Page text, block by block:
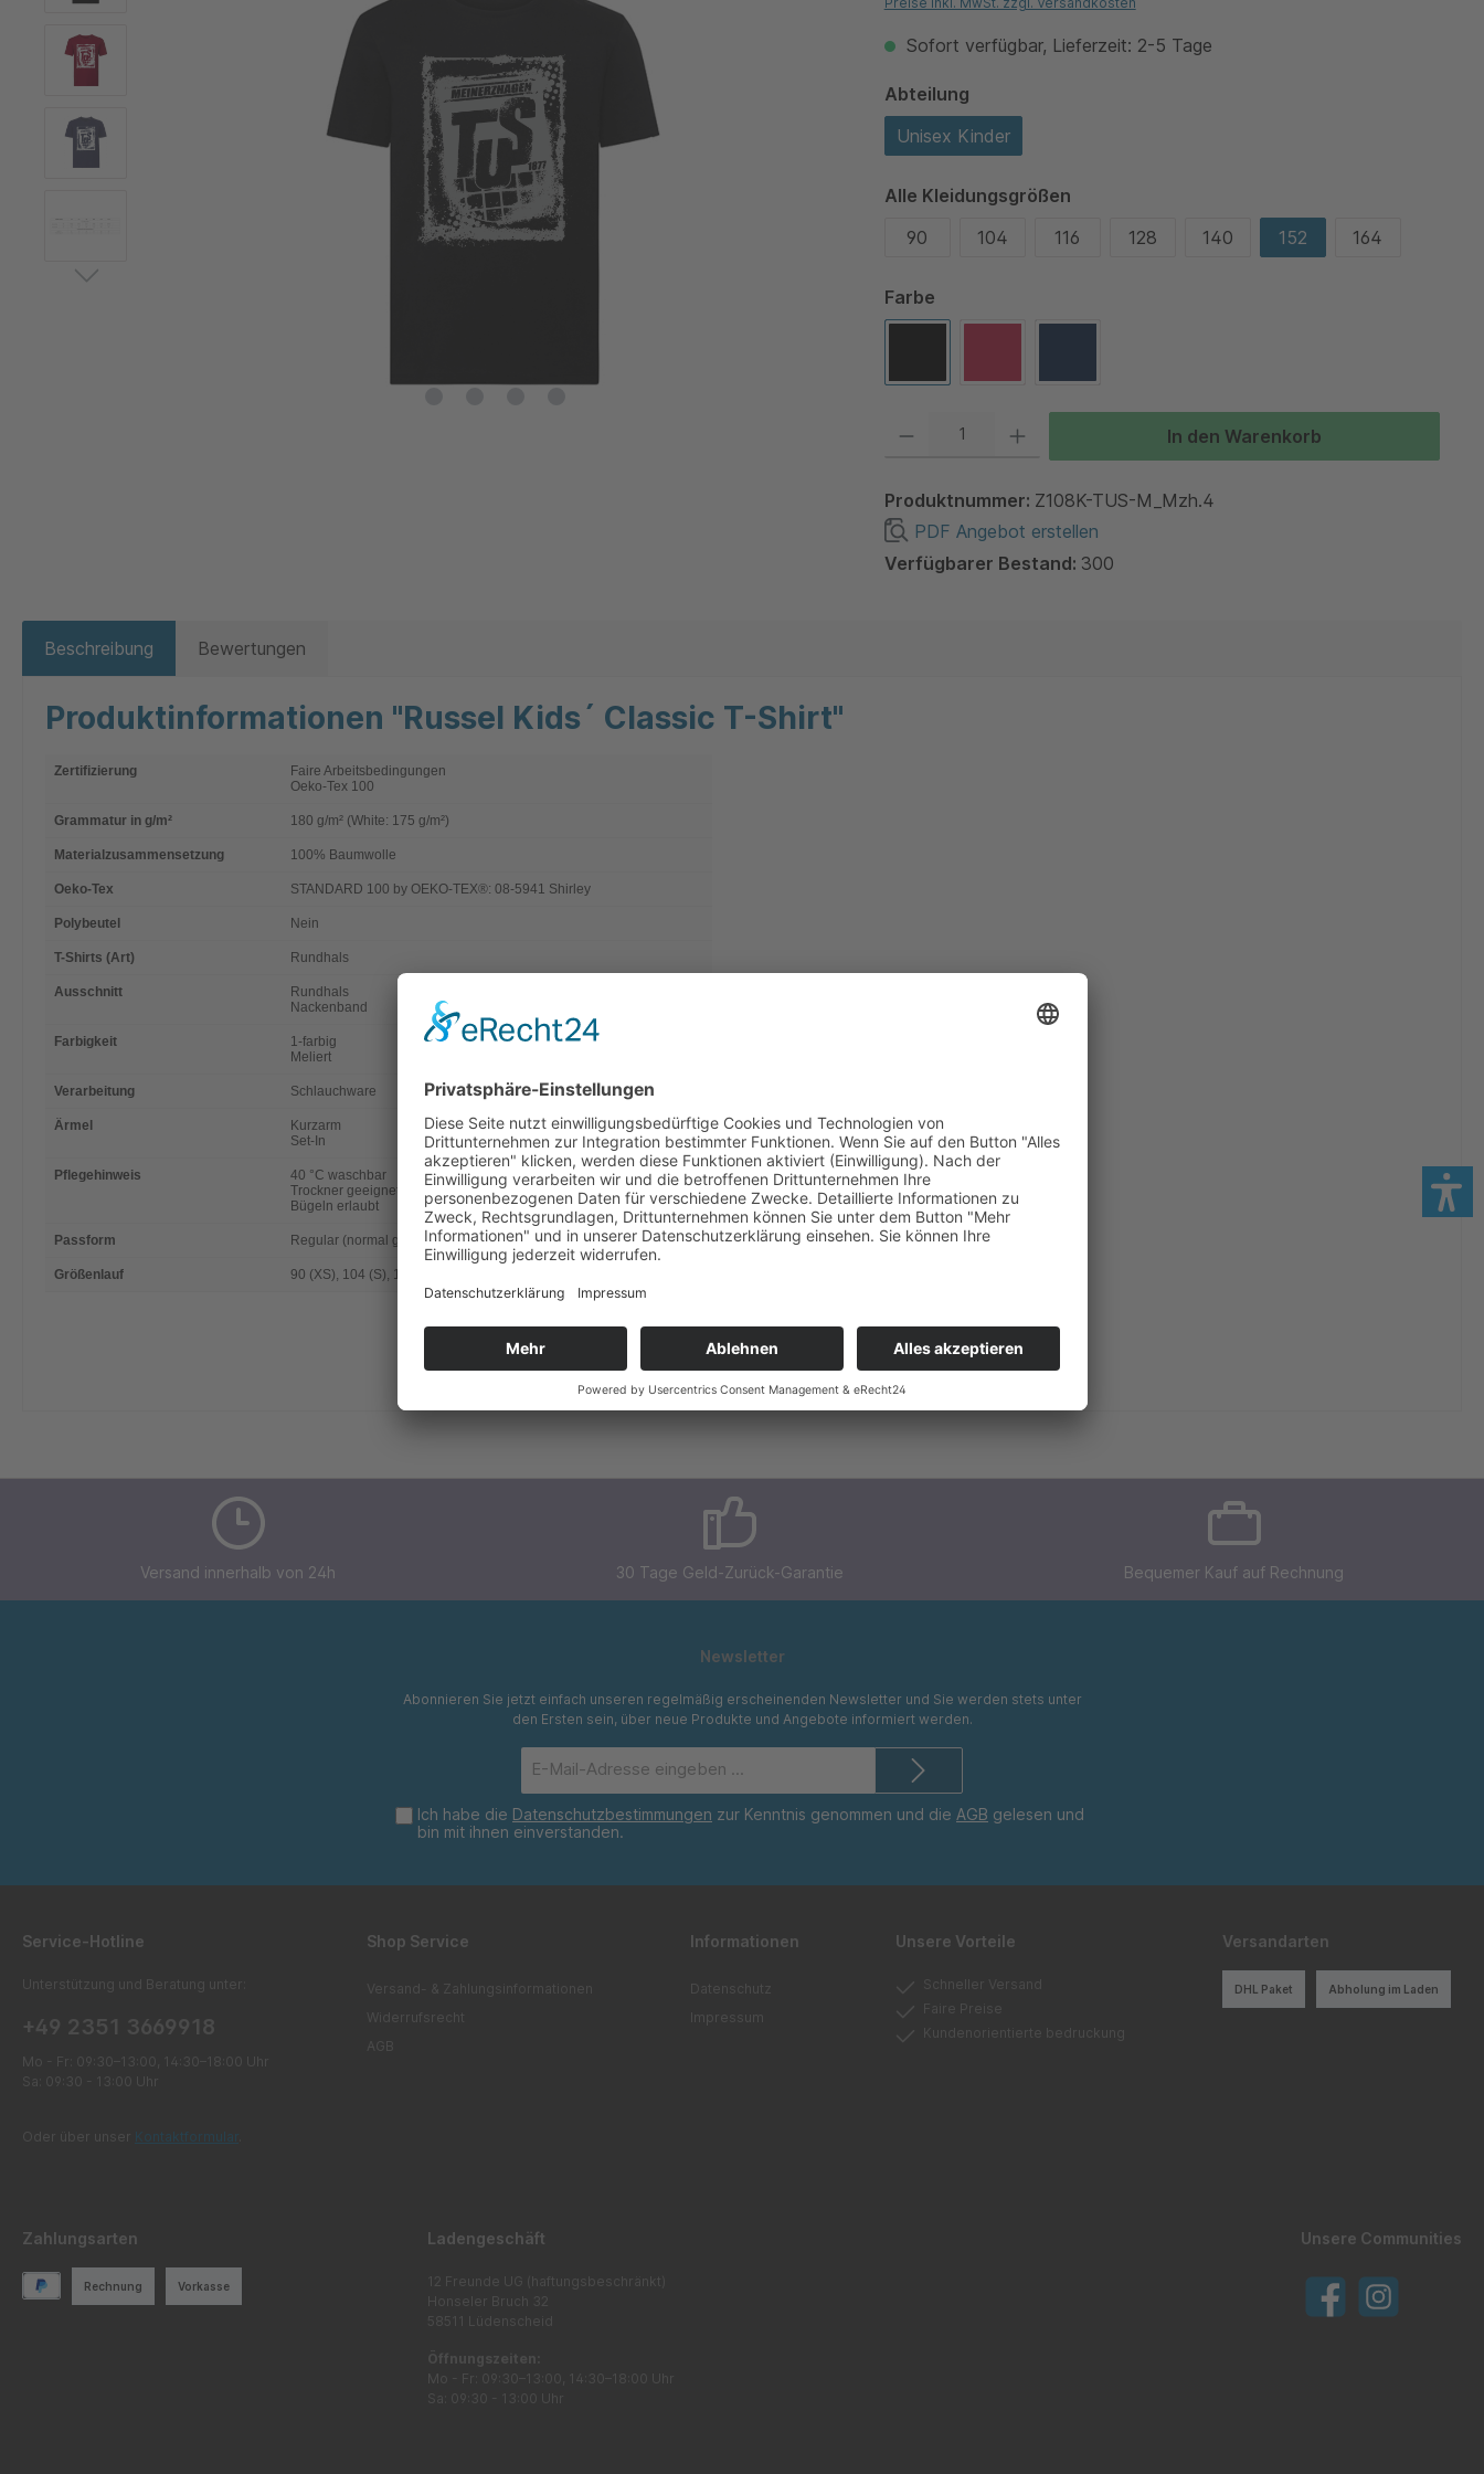
Sofort verfügbar, Lieferzeit: 2-5 Tage
Abteilungauswählen
Unisex Kinder
Alle Kleidungsgrößenauswählen
90
104 116 128 140 152 164
Farbeauswählen
In den Warenkorb
Produktnummer: Z108K-TUS-M_Mzh.4
PDF Angebot erstellen
Verfügbarer Bestand: 300
Beschreibung Bewertungen
Produktinformationen "Russel Kids´ Classic T-Shirt"
Zertifizierung
Faire Arbeitsbedingungen
Oeko-Tex 100
Grammatur in g/m² 180 g/m² (White: 175 g/m²)
Materialzusammensetzung 100% Baumwolle
Oeko-Tex STANDARD 100 by OEKO-TEX®: 08-5941 Shirley
Polybeutel Nein
T-Shirts (Art) Rundhals
Ausschnitt
Rundhals
Nackenband
Farbigkeit
1-farbig
Meliert
Verarbeitung Schlauchware
Ärmel
Kurzarm
Set-In
Pflegehinweis
40 °C waschbar
Trockner geeignet
Bügeln erlaubt
Passform Regular (normal geschnitten)
Größenlauf 90 (XS), 104 (S), 116 (M), 128 (L), 140 (XL), 152 (XXL)
Versand innerhalb von 24h 30 Tage Geld-Zurück-Garantie Bequemer Kauf auf Rechnung
Newsletter
Abonnieren Sie jetzt einfach unseren regelmäßig erscheinenden Newsletter und Sie werden stets unter
den Ersten sein, über neue Produkte und Angebote informiert werden.
Mail-
Adresse*
Ich habe die Datenschutzbestimmungen zur Kenntnis genommen und die AGB gelesen und
bin mit ihnen einverstanden.
Service-Hotline
Unterstützung und Beratung unter:
+49 2351 3669918
Mo - Fr: 09:30–13:00, 14:30–18:00 Uhr
Sa: 09:30 - 13:00 Uhr
Oder über unser Kontaktformular
Shop Service
Versand- & Zahlungsinformationen
Widerrufsrecht
AGB
Informationen
Datenschutz
Impressum
Unsere Vorteile
Schneller Versand
Faire Preise
Kundenorientierte bedruckung
Versandarten
DHL Paket Abholung im Laden
Unsere Communities
Facebook Instagram
Zahlungsarten
Rechnung Vorkasse
Ladengeschäft
12 Freunde UG (haftungsbeschränkt)
Honseler Bruch 32
58511 Lüdenscheid
Öffnungszeiten:
Mo - Fr: 09:30–13:00, 14:30–18:00 Uhr
Sa: 09:30 - 13:00 Uhr